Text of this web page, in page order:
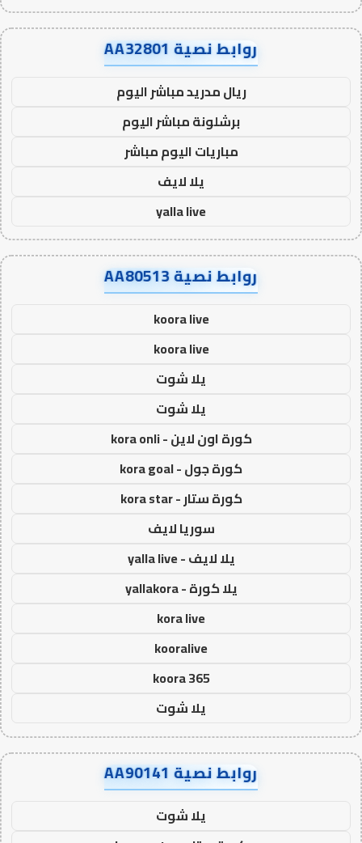
روابط نصية AA32801
ريال مدريد مباشر اليوم
برشلونة مباشر اليوم
مباريات اليوم مباشر
يلا لايف
yalla live
روابط نصية AA80513
koora live
koora live
يلا شوت
يلا شوت
كورة اون لاين - kora onli
كورة جول - kora goal
كورة ستار - kora star
سوريا لايف
يلا لايف - yalla live
يلا كورة - yallakora
kora live
kooralive
koora 365
يلا شوت
روابط نصية AA90141
يلا شوت